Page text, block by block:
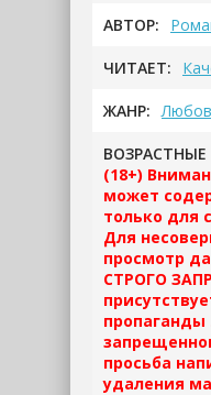
АВТОР:
ЧИТАЕТ:
ЖАНР:
(18+)
может
только для
Для
просмотр
СТРОГО
пропаганды
просьба
удаления